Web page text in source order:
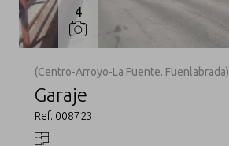
4
(Centro-Arroyo-La Fuente. Fuenlabrada)
Garaje
Ref. 008723